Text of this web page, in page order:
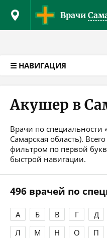
Врачи
☰ НАВИГАЦИЯ
Акушер в
Врачи по специальности
Самарская область).
фильтром по первой
быстрой навигации.
496 врачей по
А Б В Г Д
Л
М Н О П